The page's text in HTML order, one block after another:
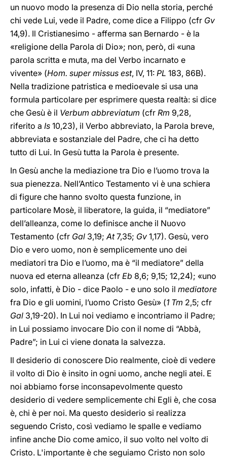
un nuovo modo la presenza di Dio nella storia, perché
chi vede Lui, vede il Padre, come dice a Filippo (cfr Gv
14,9). Il Cristianesimo - afferma san Bernardo - è la
«religione della Parola di Dio»; non, però, di «una
parola scritta e muta, ma del Verbo incarnato e
vivente» (Hom. super missus est, IV, 11: PL 183, 86B).
Nella tradizione patristica e medioevale si usa una
formula particolare per esprimere questa realtà: si dice
che Gesù è il Verbum abbreviatum (cfr Rm 9,28,
riferito a Is 10,23), il Verbo abbreviato, la Parola breve,
abbreviata e sostanziale del Padre, che ci ha detto
tutto di Lui. In Gesù tutta la Parola è presente.
In Gesù anche la mediazione tra Dio e l’uomo trova la
sua pienezza. Nell’Antico Testamento vi è una schiera
di figure che hanno svolto questa funzione, in
particolare Mosè, il liberatore, la guida, il “mediatore”
dell’alleanza, come lo definisce anche il Nuovo
Testamento (cfr Gal 3,19;At7,35; Gv 1,17). Gesù, vero
Dio e vero uomo, non è semplicemente uno dei
mediatori tra Dio e l’uomo, ma è “il mediatore” della
nuova ed eterna alleanza (cfr Eb 8,6; 9,15; 12,24); «uno
solo, infatti, è Dio - dice Paolo - e uno solo il mediatore
fra Dio e gli uomini, l’uomo Cristo Gesù» (1 Tm 2,5; cfr
Gal 3,19-20). In Lui noi vediamo e incontriamo il Padre;
in Lui possiamo invocare Dio con il nome di “Abbà,
Padre”; in Lui ci viene donata la salvezza.
Il desiderio di conoscere Dio realmente, cioè di vedere
il volto di Dio è insito in ogni uomo, anche negli atei. E
noi abbiamo forse inconsapevolmente questo
desiderio di vedere semplicemente chi Egli è, che cosa
è, chi è per noi. Ma questo desiderio si realizza
seguendo Cristo, così vediamo le spalle e vediamo
infine anche Dio come amico, il suo volto nel volto di
Cristo. L'importante è che seguiamo Cristo non solo